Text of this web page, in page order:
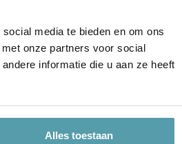
media te bieden en om ons
onze partners voor social
informatie die u aan ze heeft
Alles toestaan